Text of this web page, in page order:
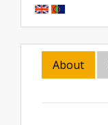
About